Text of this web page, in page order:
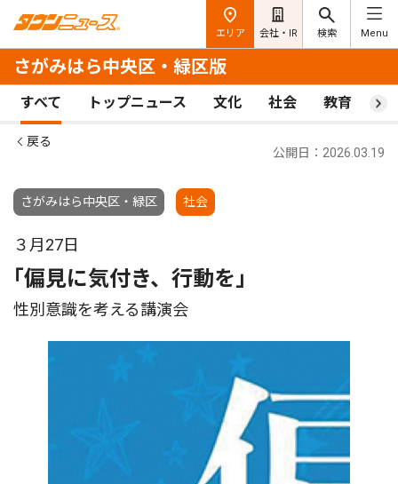
エリア 会社・IR 検索 Menu
さがみはら中央区・緑区版
すべて トップニュース 文化 社会 教育 ス
戻る
さがみはら中央区・緑区 社会
公開日：2026.03.19
３月27日
｢偏見に気付き、行動を｣
性別意識を考える講演会